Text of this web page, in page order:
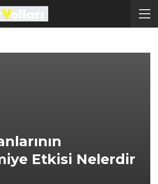
Etkisi Nelerdir